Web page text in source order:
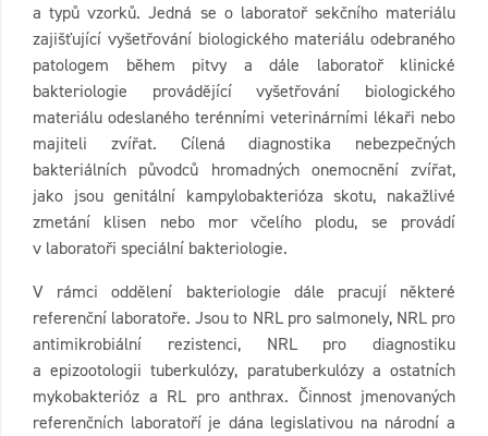
a typů vzorků. Jedná se o laboratoř sekčního materiálu
zajišťující vyšetřování biologického materiálu odebraného
patologem během pitvy a dále laboratoř klinické
bakteriologie provádějící vyšetřování biologického
materiálu odeslaného terénními veterinárními lékaři nebo
majiteli zvířat. Cílená diagnostika nebezpečných
bakteriálních původců hromadných onemocnění zvířat,
jako jsou genitální kampylobakterióza skotu, nakažlivé
zmetání klisen nebo mor včelího plodu, se provádí
v laboratoři speciální bakteriologie.
V rámci oddělení bakteriologie dále pracují některé
referenční laboratoře. Jsou to NRL pro salmonely, NRL pro
antimikrobiální rezistenci, NRL pro diagnostiku
a epizootologii tuberkulózy, paratuberkulózy a ostatních
mykobakterióz a RL pro anthrax. Činnost jmenovaných
referenčních laboratoří je dána legislativou na národní a